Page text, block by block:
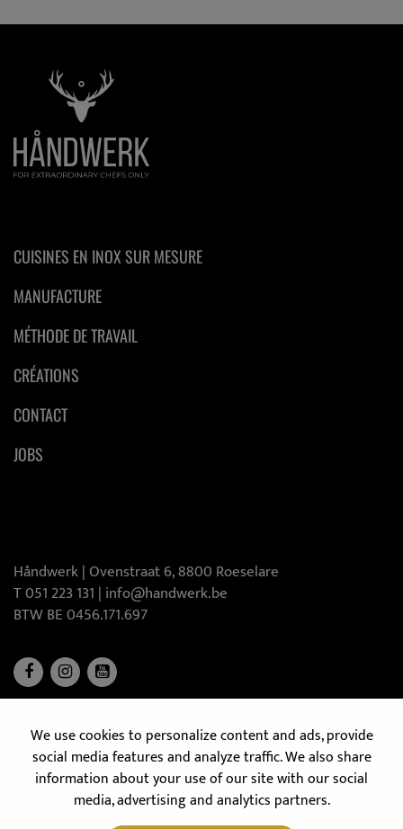
CUISINES EN INOX SUR MESURE
MANUFACTURE
MÉTHODE DE TRAVAIL
CRÉATIONS
CONTACT
JOBS
Håndwerk |Ovenstraat 6, 8800 Roeselare
T 051 223 131 | info@handwerk.be
BTW BE 0456.171.697
DÉCOUVREZ NOTRE CUISINE MOBILE
We use cookies to personalize content and ads, provide
social media features and analyze traffic. We also share
information about your use of our site with our social
media, advertising and analytics partners.